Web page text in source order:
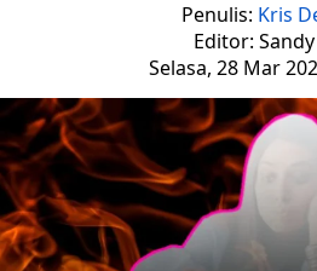
Penulis: Kris
Editor: Sandy
Selasa, 28 Mar